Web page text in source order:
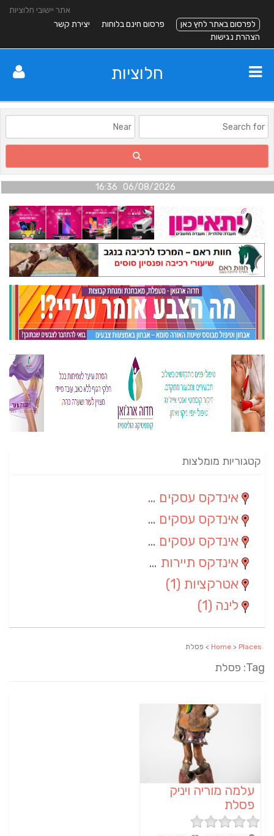
אתר יישובי חלוציות
לפרסום באתר לחץ כאן
פרסום חינם בלוחות
יצירת קשר
הצהרת נגישות
חלוציות
06/08/2026 16:36
קטגוריות מומלצות
אינדקס עסקים מרחבי
אינדקס עסקים ארצי
אינדקס עסקים מקומי
אינדקס תיירות ארצי
אטרקציות (1)
לינה (1)
Home > Places > פסלת
Tag: פסלת
עלמה מוריה ויניק
פסלת